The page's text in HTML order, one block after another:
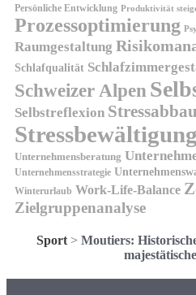
Persönliche Entwicklung Produktivität
Prozessoptimierung
Raumgestaltung
Schlafqualität
Schweizer Alpen
Selbstreflexion Stressabbau
Stressbewältigung
Unternehmensberatung
Unternehmensstrategie
Winterurlaub Work-Life-Balance
Zielgruppenanalyse
Sport > Moutiers: